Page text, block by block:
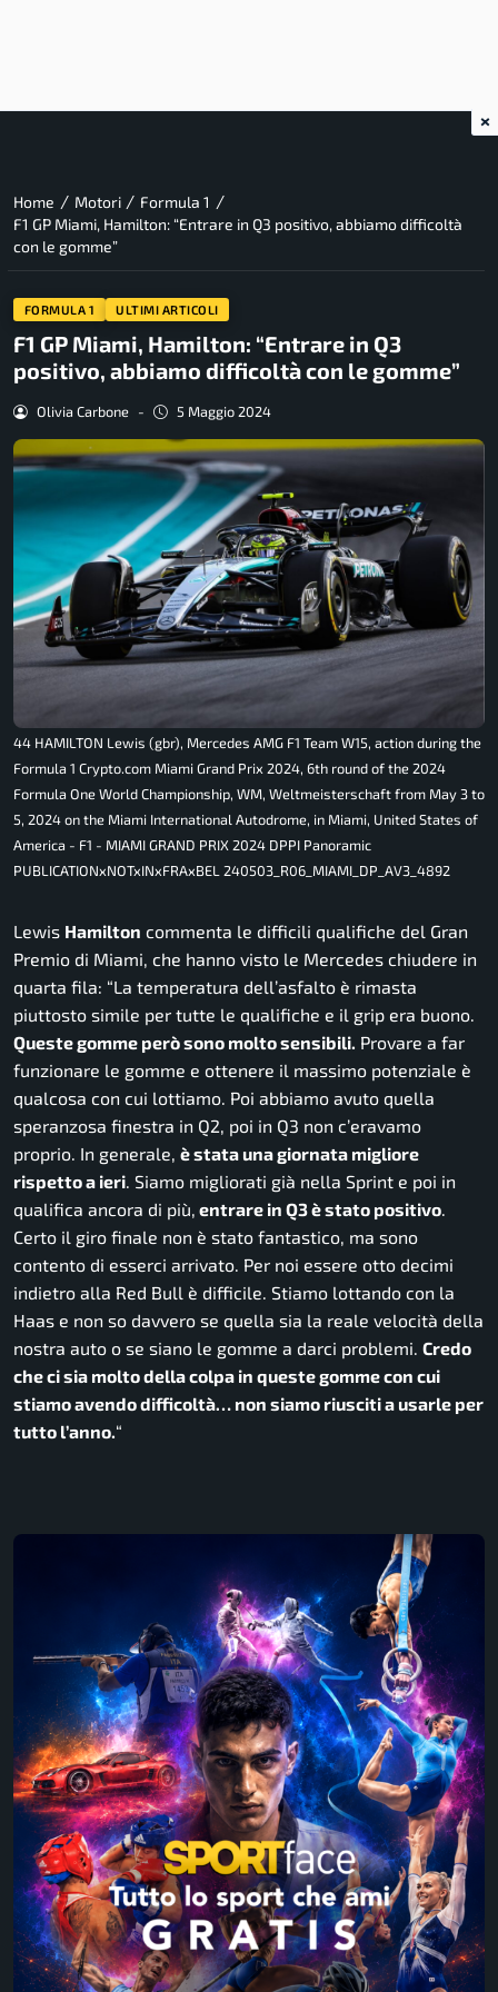
Home / Motori / Formula 1 /
F1 GP Miami, Hamilton: “Entrare in Q3 positivo, abbiamo difficoltà
con le gomme”
FORMULA 1 ULTIMI ARTICOLI
F1 GP Miami, Hamilton: “Entrare in Q3
positivo, abbiamo difficoltà con le gomme”
Olivia Carbone - 5 Maggio 2024
44 HAMILTON Lewis (gbr), Mercedes AMG F1 Team W15, action during the
Formula 1 Crypto.com Miami Grand Prix 2024, 6th round of the 2024
Formula One World Championship, WM, Weltmeisterschaft from May 3 to
5, 2024 on the Miami International Autodrome, in Miami, United States of
America - F1 - MIAMI GRAND PRIX 2024 DPPI Panoramic
PUBLICATIONxNOTxINxFRAxBEL 240503_R06_MIAMI_DP_AV3_4892
Lewis Hamilton commenta le difficili qualifiche del Gran
Premio di Miami, che hanno visto le Mercedes chiudere in
quarta fila: “La temperatura dell’asfalto è rimasta
piuttosto simile per tutte le qualifiche e il grip era buono.
Queste gomme però sono molto sensibili. Provare a far
funzionare le gomme e ottenere il massimo potenziale è
qualcosa con cui lottiamo. Poi abbiamo avuto quella
speranzosa finestra in Q2, poi in Q3 non c’eravamo
proprio. In generale, è stata una giornata migliore
rispetto a ieri. Siamo migliorati già nella Sprint e poi in
qualifica ancora di più, entrare in Q3 è stato positivo.
Certo il giro finale non è stato fantastico, ma sono
contento di esserci arrivato. Per noi essere otto decimi
indietro alla Red Bull è difficile. Stiamo lottando con la
Haas e non so davvero se quella sia la reale velocità della
nostra auto o se siano le gomme a darci problemi. Credo
che ci sia molto della colpa in queste gomme con cui
stiamo avendo difficoltà… non siamo riusciti a usarle per
tutto l’anno.“
×